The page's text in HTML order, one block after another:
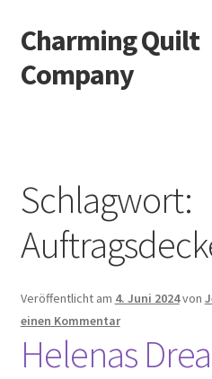
Zur
Navigation
springen
Zum
Inhalt
springen
Charming Quilt
Company
Blog
Datenschutzbelehrung
Datenschutzerklärung
Impressum
Schlagwort:
Veröffentlicht am 4. Juni 2024von
einen Kommentar
Helenas